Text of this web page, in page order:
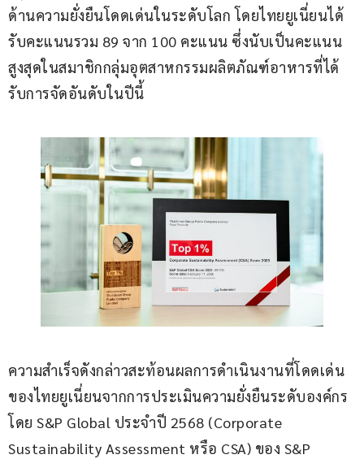
ด้านความยั่งยืนโดดเด่นในระดับโลก โดยไทยยูเนี่ยนได้
รับคะแนนรวม 89 จาก 100 คะแนน ซึ่งนับเป็นคะแนน
สูงสุดในสมาชิกกลุ่มอุตสาหกรรมผลิตภัณฑ์อาหารที่ได้
รับการจัดอันดับในปีนี้
ความสำเร็จดังกล่าวสะท้อนผลการดำเนินงานที่โดดเด่น
ของไทยยูเนี่ยนจากการประเมินความยั่งยืนระดับองค์กร
โดย S&P Global ประจำปี 2568 (Corporate
Sustainability Assessment หรือ CSA) ของ S&P